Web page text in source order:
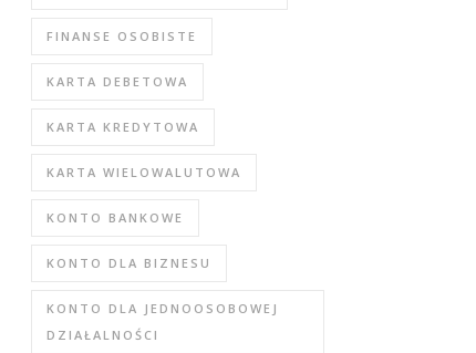
FINANSE OSOBISTE
KARTA DEBETOWA
KARTA KREDYTOWA
KARTA WIELOWALUTOWA
KONTO BANKOWE
KONTO DLA BIZNESU
KONTO DLA JEDNOOSOBOWEJ
DZIAŁALNOŚCI